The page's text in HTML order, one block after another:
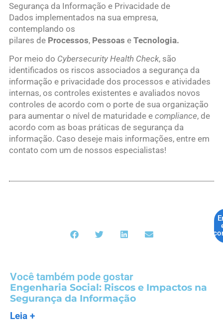
Segurança da Informação e Privacidade de
Dados implementados na sua empresa,
contemplando os
pilares de Processos, Pessoas e Tecnologia.
Por meio do Cybersecurity Health Check, são
identificados os riscos associados a segurança da
informação e privacidade dos processos e atividades
internas, os controles existentes e avaliados novos
controles de acordo com o porte de sua organização
para aumentar o nível de maturidade e compliance, de
acordo com as boas práticas de segurança da
informação. Caso deseje mais informações, entre em
contato com um de nossos especialistas!
Você também pode gostar
Engenharia Social: Riscos e Impactos na
Segurança da Informação
Leia +